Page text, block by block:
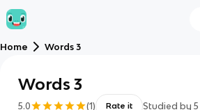
Home Words 3
Words 3
5.0 (1) Rate it Studied by 5